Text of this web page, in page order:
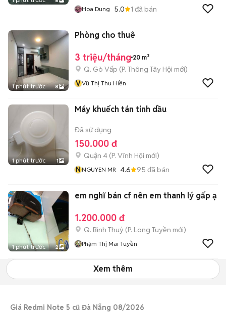
Hoa Dung 5.0 1 đã bán
1 phút trước 8
Phòng cho thuê
3 triệu/tháng 20 m²
Q. Gò Vấp (P. Thông Tây Hội mới)
VVũ Thị Thu Hiền
1 phút trước 1
Máy khuếch tán tinh dầu
Đã sử dụng
150.000 đ
Quận 4 (P. Vĩnh Hội mới)
NNGUYEN MR 4.6 95 đã bán
1 phút trước 2
em nghĩ bán cf nên em thanh lý gấp ạ
1.200.000 đ
Q. Bình Thuỷ (P. Long Tuyền mới)
Phạm Thị Mai Tuyền
Xem thêm
Giá Redmi Note 5 cũ Đà Nẵng 08/2026